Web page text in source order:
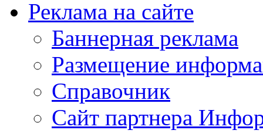
Реклама на сайте
Баннерная реклама
Размещение
Справочник
Сайт партнера